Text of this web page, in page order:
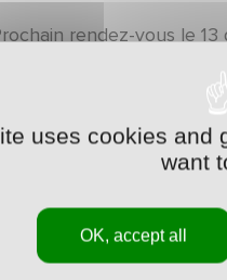
rendez-vous le
LA FICHE DU MATCH
Stade de Lattre
buteurs :
uses cookies and
want
OK, accept all